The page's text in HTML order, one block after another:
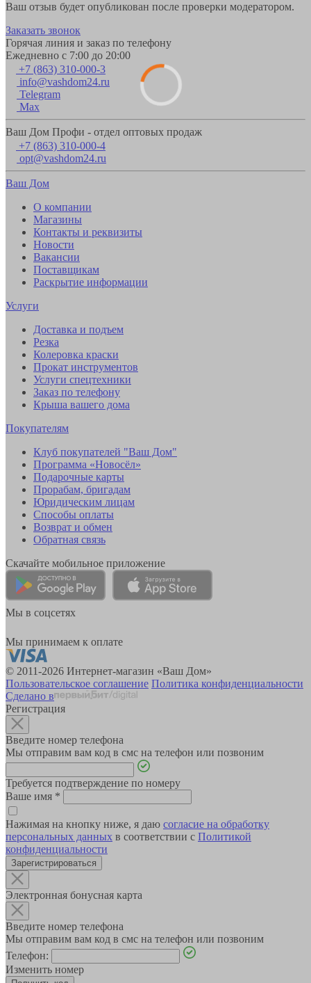
Ваш отзыв будет опубликован после проверки модератором.
Заказать звонок
Горячая линия и заказ по телефону
Ежедневно с 7:00 до 20:00
+7 (863) 310-000-3
info@vashdom24.ru
Telegram
Max
Ваш Дом Профи - отдел оптовых продаж
+7 (863) 310-000-4
opt@vashdom24.ru
Ваш Дом
О компании
Магазины
Контакты и реквизиты
Новости
Вакансии
Поставщикам
Раскрытие информации
Услуги
Доставка и подъем
Резка
Колеровка краски
Прокат инструментов
Услуги спецтехники
Заказ по телефону
Крыша вашего дома
Покупателям
Клуб покупателей "Ваш Дом"
Программа «Новосёл»
Подарочные карты
Прорабам, бригадам
Юридическим лицам
Способы оплаты
Возврат и обмен
Обратная связь
Скачайте мобильное приложение
Мы в соцсетях
Мы принимаем к оплате
© 2011-2026 Интернет-магазин «Ваш Дом»
Пользовательское соглашение Политика конфиденциальности
Сделано в
Регистрация
Введите номер телефона
Мы отправим вам код в смс на телефон или позвоним
Требуется подтверждение по номеру
Ваше имя *
Нажимая на кнопку ниже, я даю согласие на обработку
персональных данных в соответствии с Политикой
конфиденциальности
Зарегистрироваться
Электронная бонусная карта
Введите номер телефона
Мы отправим вам код в смс на телефон или позвоним
Телефон:
Изменить номер